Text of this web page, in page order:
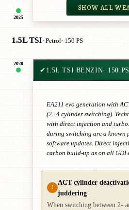
2025
SHOW ALL
1.5L TSI· Petrol· 150 PS
2020
✔ 1.5L TSI BENZIN· 150 PS
EA211 evo generation with
(2+4 cylinder switching).
with direct injection and
during switching are a known
software updates. Direct
carbon build-up as on all GDI
!
ACT cylinder
juddering
When switching between 2-